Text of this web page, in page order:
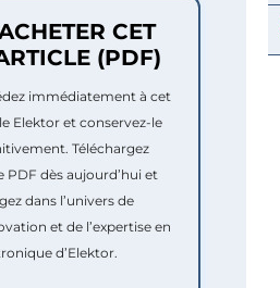
CET
(PDF)
immédiatement à cet
Elektor et conservez-le
Téléchargez
PDF dès aujourd’hui et
dans l’univers de
et de l’expertise en
d’Elektor.